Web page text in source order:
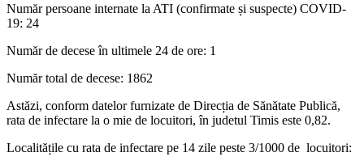
Număr persoane internate la ATI (confirmate și suspecte) COVID-
19: 24
Număr de decese în ultimele 24 de ore: 1
Număr total de decese: 1862
Astăzi, conform datelor furnizate de Direcția de Sănătate Publică,
rata de infectare la o mie de locuitori, în judetul Timis este 0,82.
Localitățile cu rata de infectare pe 14 zile peste 3/1000 de locuitori: